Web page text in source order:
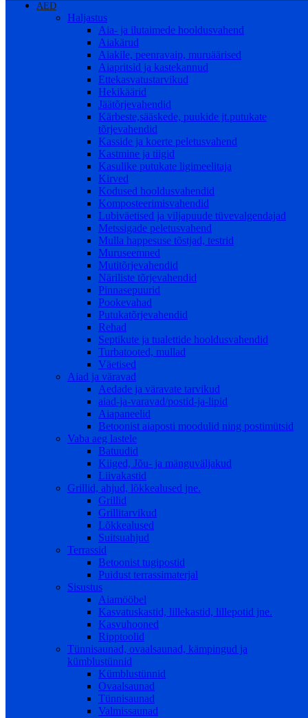
AED
Haljastus
Aia- ja ilutaimede hooldusvahend
Aiakärud
Aiakile, peenravaip, muruäärised
Aiapritsid ja kastekannud
Ettekasvatustarvikud
Hekikäärid
Jäätõrjevahendid
Kärbeste,sääskede, puukide jt.putukate
tõrjevahendid
Kasside ja koerte peletusvahend
Kastmine ja tiigid
Kasulike putukate ligimeelitaja
Kirved
Kodused hooldusvahendid
Komposteerimisvahendid
Lubiväetised ja viljapuude tüvevalgendajad
Metssigade peletusvahend
Mulla happesuse tõstjad, testrid
Muruseemned
Mutitõrjevahendid
Näriliste tõrjevahendid
Pinnasepuurid
Pookevahad
Putukatõrjevahendid
Rehad
Septikute ja tualettide hooldusvahendid
Turbatooted, mullad
Väetised
Aiad ja väravad
Aedade ja väravate tarvikud
aiad-ja-varavad/postid-ja-lipid
Aiapaneelid
Betoonist aiaposti moodulid ning postimütsid
Vaba aeg lastele
Batuudid
Kiiged, Jõu- ja mänguväljakud
Liivakastid
Grillid, ahjud, lõkkealused jne.
Grillid
Grillitarvikud
Lõkkealused
Suitsuahjud
Terrassid
Betoonist tugipostid
Puidust terrassimaterjal
Sisustus
Aiamööbel
Kasvatuskastid, lillekastid, lillepotid jne.
Kasvuhooned
Ripptoolid
Tünnisaunad, ovaalsaunad, kämpingud ja
kümblustünnid
Kümblustünnid
Ovaalsaunad
Tünnisaunad
Valmissaunad